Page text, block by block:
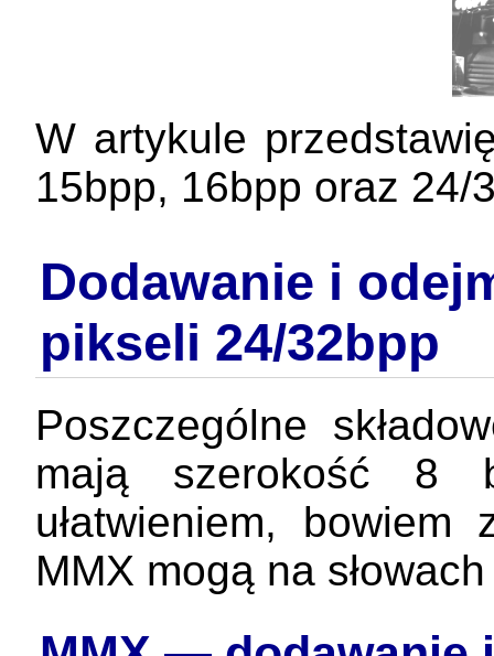
W artykule
15bpp, 16bpp oraz 24/
Dodawanie i
pikseli 24/32bpp
Poszczególne
mają szerokość 8
ułatwieniem,
MMX mogą na